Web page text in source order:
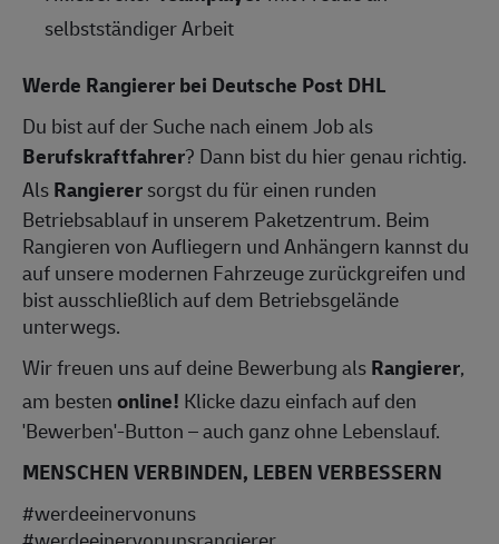
selbstständiger Arbeit
Werde Rangierer bei Deutsche Post DHL
Du bist auf der Suche nach einem Job als
Berufskraftfahrer? Dann bist du hier genau richtig.
AlsRangierersorgst du für einen runden
Betriebsablauf in unserem Paketzentrum. Beim
Rangieren von Aufliegern und Anhängern kannst du
auf unsere modernen Fahrzeuge zurückgreifen und
bist ausschließlich auf dem Betriebsgelände
unterwegs.
Wir freuen uns auf deine Bewerbung alsRangierer,
am bestenonline! Klicke dazu einfach auf den
'Bewerben'-Button – auch ganz ohne Lebenslauf.
MENSCHEN VERBINDEN, LEBEN VERBESSERN
#werdeeinervonuns